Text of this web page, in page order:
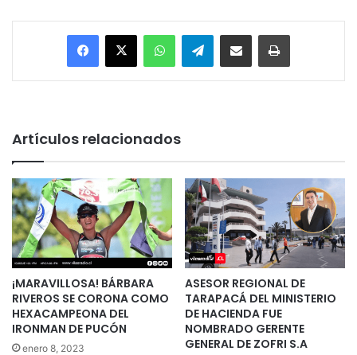
Facebook
X WhatsAppTelegramEnviar vía email Imprimir
Artículos relacionados
¡MARAVILLOSA! BÁRBARA
RIVEROS SE CORONA COMO
HEXACAMPEONA DEL
IRONMAN DE PUCÓN
enero 8, 2023
ASESOR REGIONAL DE
TARAPACÁ DEL MINISTERIO
DE HACIENDA FUE
NOMBRADO GERENTE
GENERAL DE ZOFRI S.A